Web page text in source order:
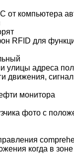
от компьютера
RFID для
улицы адреса
движения,
монитора
фото с
когда в